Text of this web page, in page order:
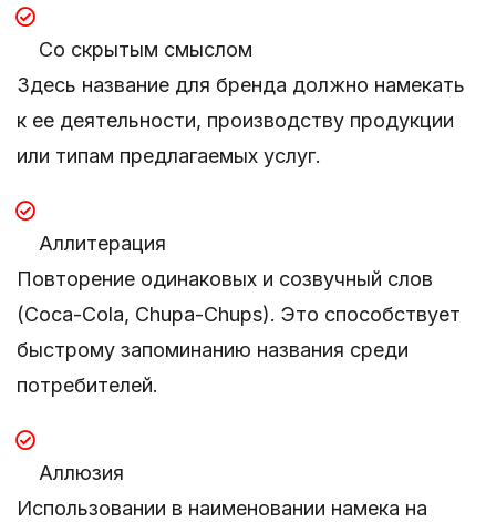
Со скрытым смыслом
Здесь название для бренда должно намекать
к ее деятельности, производству продукции
или типам предлагаемых услуг.
Аллитерация
Повторение одинаковых и созвучный слов
(Coca-Cola, Chupa-Chups). Это способствует
быстрому запоминанию названия среди
потребителей.
Аллюзия
Использовании в наименовании намека на